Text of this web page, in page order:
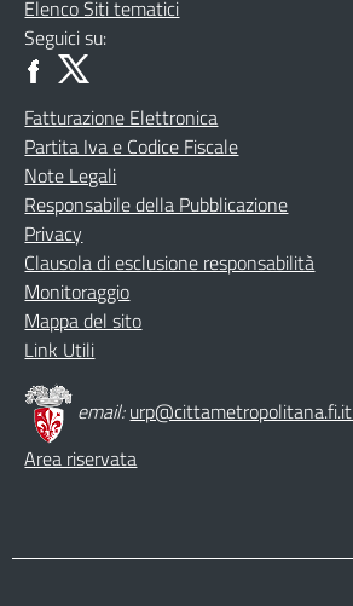
Elenco Siti tematici
Seguici su:
Fatturazione Elettronica
Partita Iva e Codice Fiscale
Note Legali
Responsabile della Pubblicazione
Privacy
Clausola di esclusione responsabilità
Monitoraggio
Mappa del sito
Link Utili
email:urp@cittametropolitana.fi.it
Area riservata